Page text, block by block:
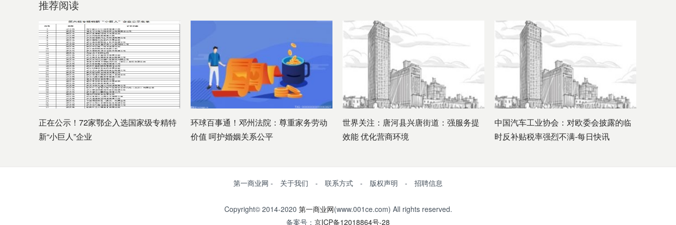
推荐阅读
正在公示！72家鄂企入选国家级专精特
新“小巨人”企业
环球百事通！邓州法院：尊重家务劳动
价值 呵护婚姻关系公平
世界关注：唐河县兴唐街道：强服务提
效能 优化营商环境
中国汽车工业协会：对欧委会披露的临
时反补贴税率强烈不满-每日快讯
第一商业网 - 关于我们 - 联系方式 - 版权声明 - 招聘信息
Copyright© 2014-2020 第一商业网(www.001ce.com) All rights reserved.
备案号： 京ICP备12018864号-28